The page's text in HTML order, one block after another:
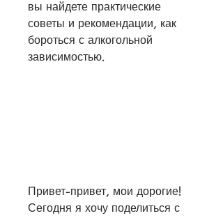
вы найдете практические
советы и рекомендации, как
бороться с алкогольной
зависимостью.
Привет-привет, мои дорогие!
Сегодня я хочу поделиться с